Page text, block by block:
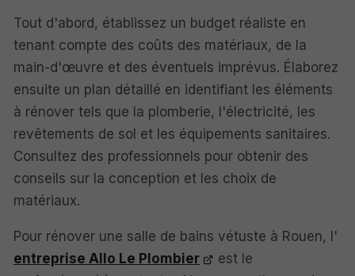
Tout d'abord, établissez un budget réaliste en
tenant compte des coûts des matériaux, de la
main-d'œuvre et des éventuels imprévus. Élaborez
ensuite un plan détaillé en identifiant les éléments
à rénover tels que la plomberie, l'électricité, les
revêtements de sol et les équipements sanitaires.
Consultez des professionnels pour obtenir des
conseils sur la conception et les choix de
matériaux.
Pour rénover une salle de bains vétuste à Rouen, l'
entreprise Allo Le Plombier
est le